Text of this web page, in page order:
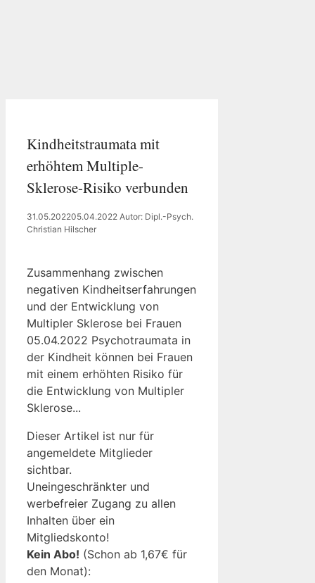
Kindheitstraumata mit
erhöhtem Multiple-
Sklerose-Risiko verbunden
31.05.202205.04.2022 Autor: Dipl.-Psych.
Christian Hilscher
Zusammenhang zwischen
negativen Kindheitserfahrungen
und der Entwicklung von
Multipler Sklerose bei Frauen
05.04.2022 Psychotraumata in
der Kindheit können bei Frauen
mit einem erhöhten Risiko für
die Entwicklung von Multipler
Sklerose...
Dieser Artikel ist nur für
angemeldete Mitglieder
sichtbar.
Uneingeschränkter und
werbefreier Zugang zu allen
Inhalten über ein
Mitgliedskonto!
Kein Abo! (Schon ab 1,67€ für
den Monat):